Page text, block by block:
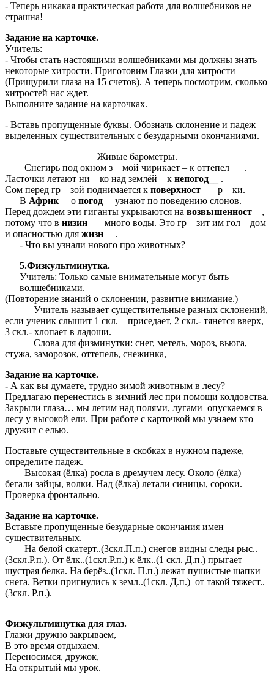
- Теперь никакая практическая работа для волшебников не
страшна!
Задание на карточке.
Учитель:
- Чтобы стать настоящими волшебниками мы должны знать
некоторые хитрости. Приготовим Глазки для хитрости
(Прищурили глаза на 15 счетов). А теперь посмотрим, сколько
хитростей нас ждет.
Выполните задание на карточках.
- Вставь пропущенные буквы. Обозначь склонение и падеж
выделенных существительных с безударными окончаниями.
Живые барометры.
Снегирь под окном з__мой чирикает – к оттепел___.
Ласточки летают ни__ко над землёй – к непогод__
.
Сом перед гр__зой поднимается к поверхност ___ р__ки.
В Африк __ о погод __ узнают по поведению слонов.
Перед дождем эти гиганты укрываются на возвышенност __,
потому что в низин ___ много воды. Это гр__зит им гол__дом
и опасностью для жизн __ .
- Что вы узнали нового про животных?
5.Физкультминутка.
Учитель: Только самые внимательные могут быть
волшебниками.
(Повторение знаний о склонении, развитие внимание.)
Учитель называет существительные разных склонений,
если ученик слышит 1 скл. – приседает, 2 скл.- тянется вверх,
3 скл.- хлопает в ладоши.
Слова для физминутки: снег, метель, мороз, вьюга,
стужа, заморозок, оттепель, снежинка,
Задание на карточке.
- А как вы думаете, трудно зимой животным в лесу?
Предлагаю перенестись в зимний лес при помощи колдовства.
Закрыли глаза… мы летим над полями, лугами опускаемся в
лесу у высокой ели. При работе с карточкой мы узнаем кто
дружит с елью.
Поставьте существительные в скобках в нужном падеже,
определите падеж.
Высокая (ёлка) росла в дремучем лесу. Около (ёлка)
бегали зайцы, волки. Над (ёлка) летали синицы, сороки.
Проверка фронтально.
Задание на карточке.
Вставьте пропущенные безударные окончания имен
существительных.
На белой скатерт..(3скл.П.п.) снегов видны следы рыс..
(3скл.Р.п.). От ёлк..(1скл.Р.п.) к ёлк..(1 скл. Д.п.) прыгает
шустрая белка. На берёз..(1скл. П.п.) лежат пушистые шапки
снега. Ветки пригнулись к земл..(1скл. Д.п.) от такой тяжест..
(3скл. Р.п.).
Физкультминутка для глаз.
Глазки дружно закрываем,
В это время отдыхаем.
Переносимся, дружок,
На открытый мы урок.